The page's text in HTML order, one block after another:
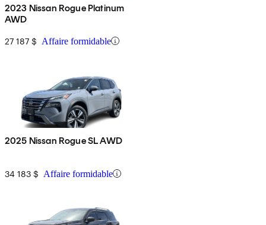
2023 Nissan Rogue Platinum
AWD
27 187 $ Affaire formidable
2025 Nissan Rogue SL AWD
34 183 $ Affaire formidable